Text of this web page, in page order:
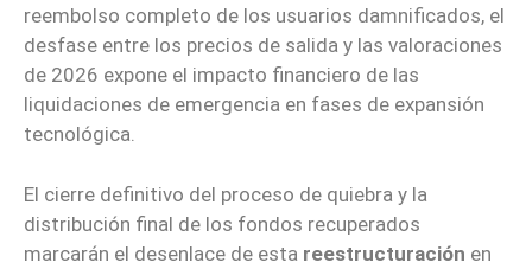
reembolso completo de los usuarios damnificados, el
desfase entre los precios de salida y las valoraciones
de 2026 expone el impacto financiero de las
liquidaciones de emergencia en fases de expansión
tecnológica.
El cierre definitivo del proceso de quiebra y la
distribución final de los fondos recuperados
marcarán el desenlace de esta reestructuración en